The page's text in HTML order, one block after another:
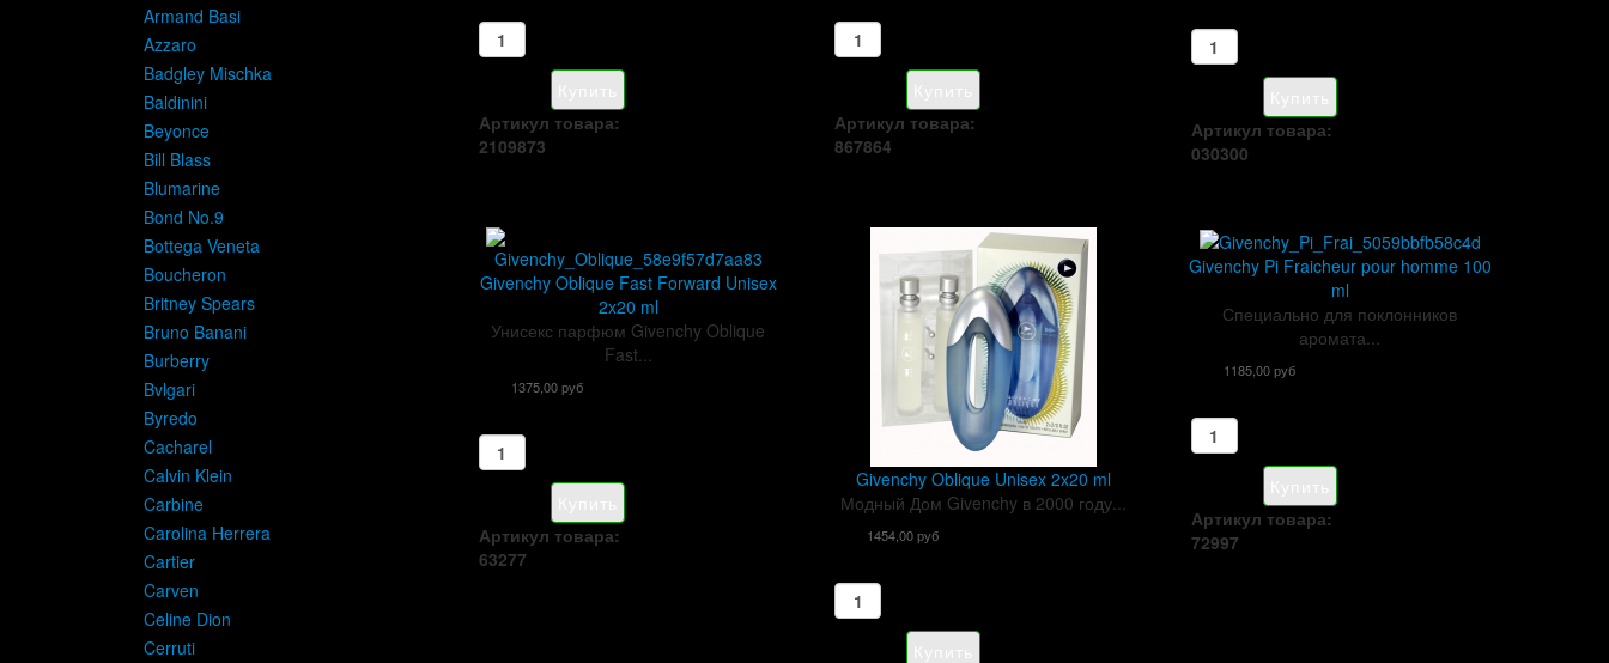
Armand Basi
Azzaro
Badgley Mischka
Baldinini
Beyonce
Bill Blass
Blumarine
Bond No.9
Bottega Veneta
Boucheron
Britney Spears
Bruno Banani
Burberry
Bvlgari
Byredo
Cacharel
Calvin Klein
Carbine
Carolina Herrera
Cartier
Carven
Celine Dion
Cerruti
Артикул товара:
2109873
Артикул товара:
867864
Артикул товара:
030300
Givenchy Oblique Fast Forward Unisex
2x20 ml
Унисекс парфюм Givenchy Oblique
Fast...
1375,00 руб
Артикул товара:
63277
Givenchy Oblique Unisex 2x20 ml
Модный Дом Givenchy в 2000 году...
1454,00 руб
Givenchy Pi Fraicheur pour homme 100
ml
Специально для поклонников
аромата...
1185,00 руб
Артикул товара:
72997